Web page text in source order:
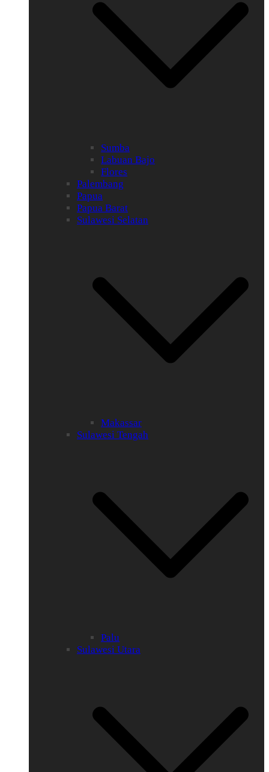
Sumba
Labuan Bajo
Flores
Palembang
Papua
Papua Barat
Sulawesi Selatan
Makassar
Sulawesi Tengah
Palu
Sulawesi Utara